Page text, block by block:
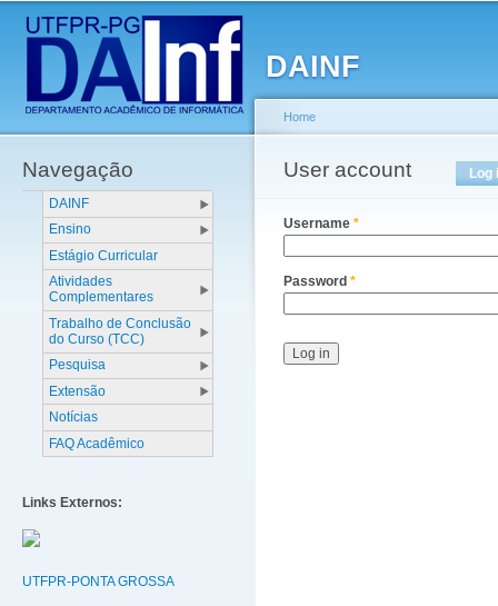
DAINF
Main menu
Navegação
DAINF
Ensino
Estágio Curricular
Atividades
Complementares
Trabalho de Conclusão
do Curso (TCC)
Pesquisa
Extensão
Notícias
FAQ Acadêmico
Links Externos:
UTFPR-PONTA GROSSA
You are here
Home
User account
Primary tabs Log
Username *
Password *